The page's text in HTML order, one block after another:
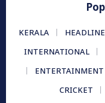
KERALA
INTERNATIONAL
ENTERTAINMENT
CRICKET